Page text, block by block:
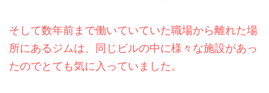
そして数年前まで働いていていた職場から離れた場
所にあるジムは、同じビルの中に様々な施設があっ
たのでとても気に入っていました。